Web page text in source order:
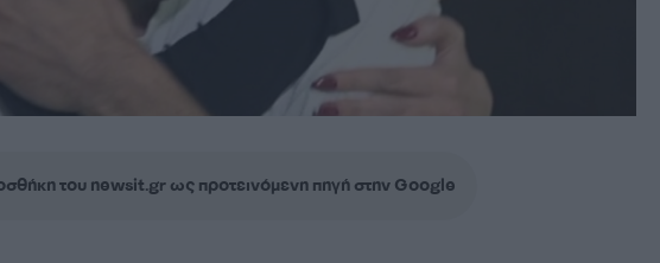
του newsit.gr ως προτεινόμενη πηγή στην Google